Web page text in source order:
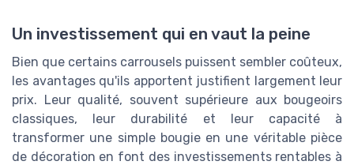
Un investissement qui en vaut la peine
Bien que certains carrousels puissent sembler coûteux,
les avantages qu'ils apportent justifient largement leur
prix. Leur qualité, souvent supérieure aux bougeoirs
classiques, leur durabilité et leur capacité à
transformer une simple bougie en une véritable pièce
de décoration en font des investissements rentables à